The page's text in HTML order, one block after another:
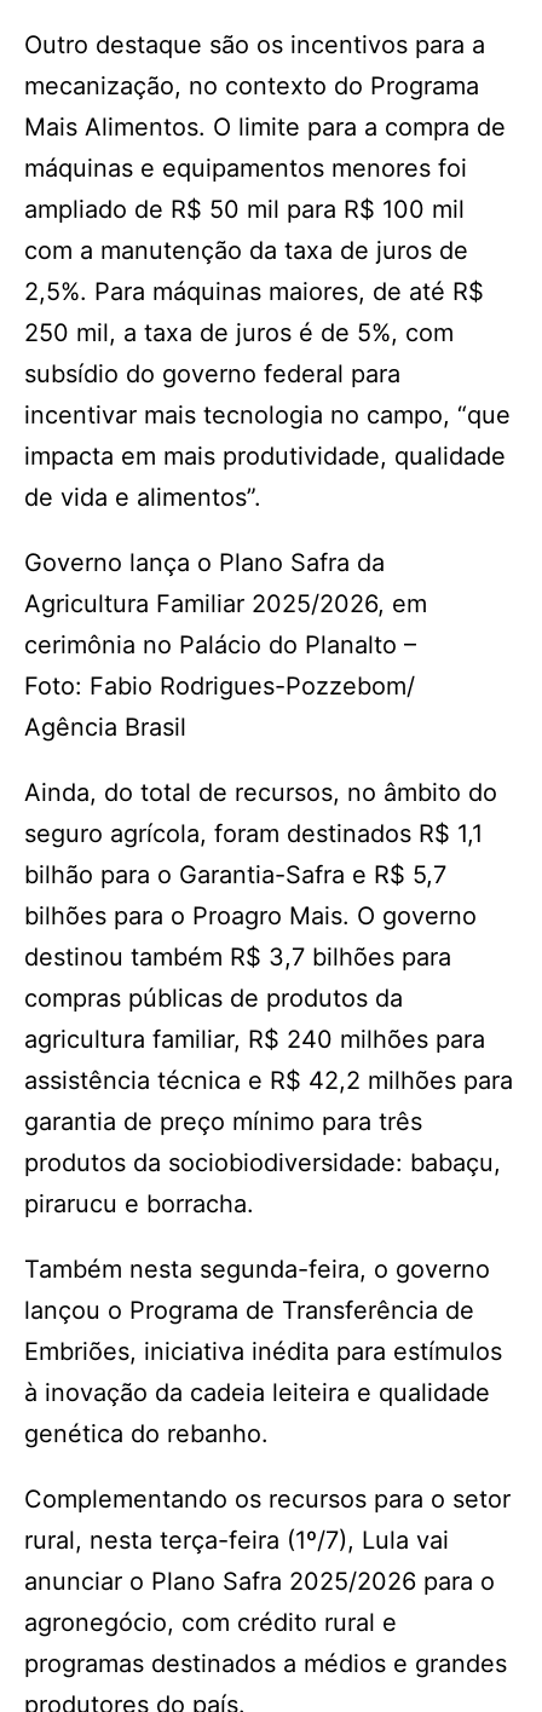
Outro destaque são os incentivos para a
mecanização, no contexto do Programa
Mais Alimentos. O limite para a compra de
máquinas e equipamentos menores foi
ampliado de R$ 50 mil para R$ 100 mil
com a manutenção da taxa de juros de
2,5%. Para máquinas maiores, de até R$
250 mil, a taxa de juros é de 5%, com
subsídio do governo federal para
incentivar mais tecnologia no campo, “que
impacta em mais produtividade, qualidade
de vida e alimentos”.
Governo lança o Plano Safra da
Agricultura Familiar 2025/2026, em
cerimônia no Palácio do Planalto –
Foto: Fabio Rodrigues-Pozzebom/
Agência Brasil
Ainda, do total de recursos, no âmbito do
seguro agrícola, foram destinados R$ 1,1
bilhão para o Garantia-Safra e R$ 5,7
bilhões para o Proagro Mais. O governo
destinou também R$ 3,7 bilhões para
compras públicas de produtos da
agricultura familiar, R$ 240 milhões para
assistência técnica e R$ 42,2 milhões para
garantia de preço mínimo para três
produtos da sociobiodiversidade: babaçu,
pirarucu e borracha.
Também nesta segunda-feira, o governo
lançou o Programa de Transferência de
Embriões, iniciativa inédita para estímulos
à inovação da cadeia leiteira e qualidade
genética do rebanho.
Complementando os recursos para o setor
rural, nesta terça-feira (1º/7), Lula vai
anunciar o Plano Safra 2025/2026 para o
agronegócio, com crédito rural e
programas destinados a médios e grandes
produtores do país.